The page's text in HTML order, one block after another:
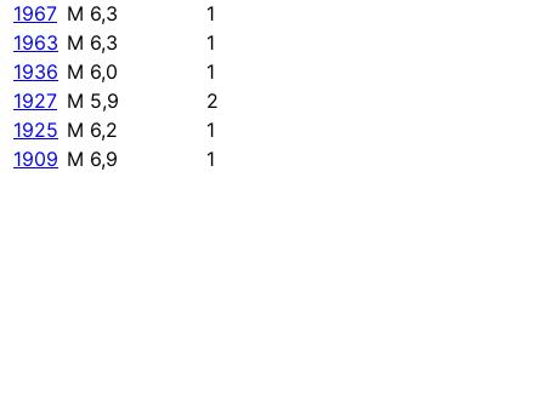
1967 M 6,3
1
1963 M 6,3
1
1936 M 6,0
1
1927 M 5,9
2
1925 M 6,2
1
1909 M 6,9 1